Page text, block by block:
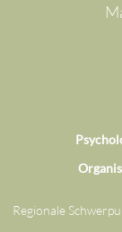
Regionale